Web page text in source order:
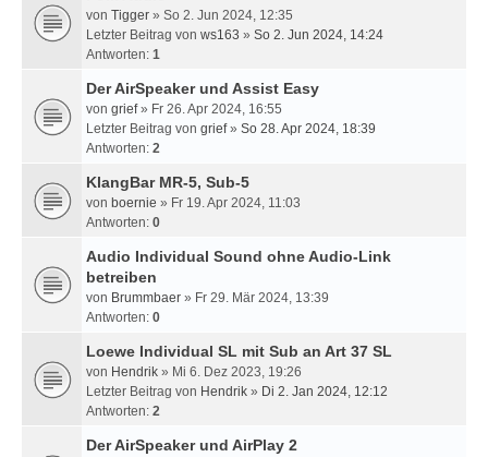
von Tigger » So 2. Jun 2024, 12:35
Letzter Beitrag von ws163 » So 2. Jun 2024, 14:24
Antworten: 1
Der AirSpeaker und Assist Easy
von grief» Fr 26. Apr 2024, 16:55
Letzter Beitrag von grief» So 28. Apr 2024, 18:39
Antworten: 2
KlangBar MR-5, Sub-5
von boernie » Fr 19. Apr 2024, 11:03
Antworten: 0
Audio Individual Sound ohne Audio-Link
betreiben
von Brummbaer » Fr 29. Mär 2024, 13:39
Antworten: 0
Loewe Individual SL mit Sub an Art 37 SL
von Hendrik » Mi 6. Dez 2023, 19:26
Letzter Beitrag von Hendrik » Di 2. Jan 2024, 12:12
Antworten: 2
Der AirSpeaker und AirPlay 2